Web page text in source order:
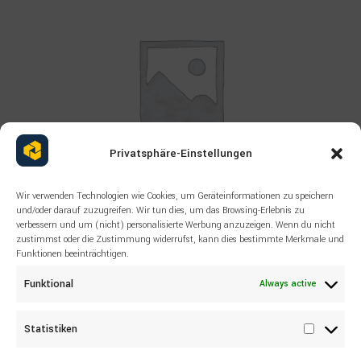
Privatsphäre-Einstellungen
Wir verwenden Technologien wie Cookies, um Geräteinformationen zu speichern
und/oder darauf zuzugreifen. Wir tun dies, um das Browsing-Erlebnis zu
verbessern und um (nicht) personalisierte Werbung anzuzeigen. Wenn du nicht
zustimmst oder die Zustimmung widerrufst, kann dies bestimmte Merkmale und
Funktionen beeinträchtigen.
Funktional Always active
Statistiken
Read more
ALL PRODUCTS,LIEBHERR, OTHERS
LIEBHERR 9109826 PIN A924, A944